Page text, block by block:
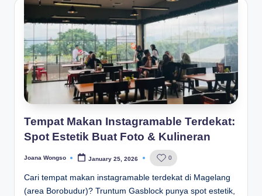
Tempat Makan Instagramable Terdekat:
Spot Estetik Buat Foto & Kulineran
Posted
Joana Wongso January 25, 2026 0
Cari tempat makan instagramable terdekat di Magelang
(area Borobudur)? Truntum Gasblock punya spot estetik,